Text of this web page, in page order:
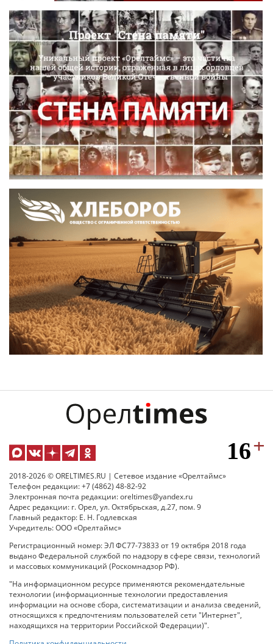
2018-2026 © ORELTIMES.RU | Сетевое издание «Орелтаймс»
Телефон редакции: +7 (4862) 48-82-92
Электронная почта редакции: oreltimes@yandex.ru
Адрес редакции: г. Орел, ул. Октябрьская, д.27, пом. 9
Главный редактор: Е. Н. Годлевская
Учредитель: ООО «Орелтаймс»
Регистрационный номер: ЭЛ ФС77-73833 от 19 октября 2018 года
выдано Федеральной службой по надзору в сфере связи, технологий
и массовых коммуникаций (Роскомнадзор РФ).
"На информационном ресурсе применяются рекомендательные
технологии (информационные технологии предоставления
информации на основе сбора, систематизации и анализа сведений,
относящихся к предпочтениям пользователей сети "Интернет",
находящихся на территории Российской Федерации)".